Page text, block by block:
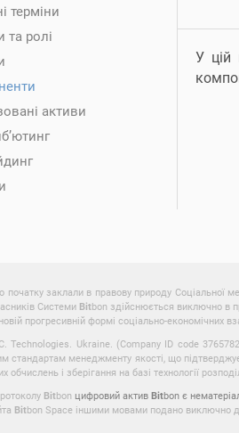
терміни
та ролі
активи
У цій
початку заклали в правову природу Соціальної
Системи Bitbon здійснюється виключно в
прогресивній формі соціально-економічних
Technologies. Ukraine. (Company ID code
стандартам менеджменту якості, що
обчислень і зберігання на базі технології
Bitbon цифровий актив Bitbon є
Bitbon Space іншими мовами подано виключно